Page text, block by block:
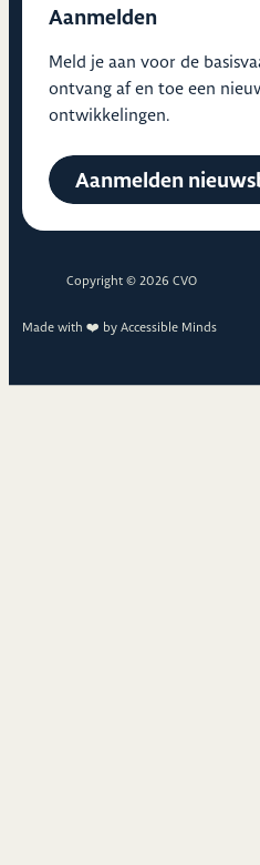
Aanmelden
Meld je aan voor de
ontvang af en toe een
ontwikkelingen.
Aanmelden
Copyright © 2026 CVO
Made with ❤️ by Accessible Minds